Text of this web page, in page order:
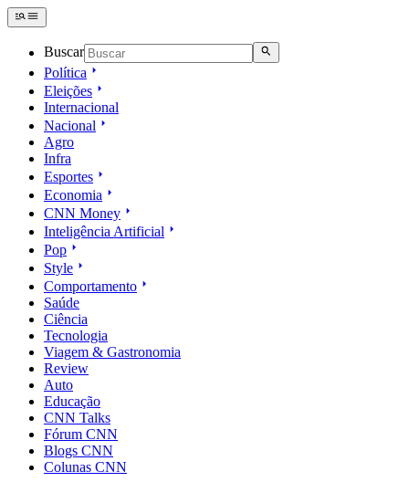
Buscar
Política
Eleições
Internacional
Nacional
Agro
Infra
Esportes
Economia
CNN Money
Inteligência Artificial
Pop
Style
Comportamento
Saúde
Ciência
Tecnologia
Viagem & Gastronomia
Review
Auto
Educação
CNN Talks
Fórum CNN
Blogs CNN
Colunas CNN